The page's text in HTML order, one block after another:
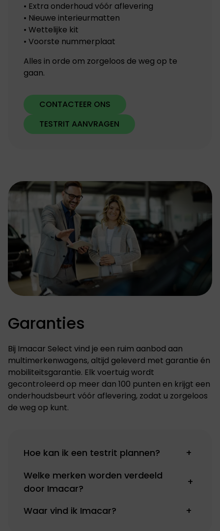
• Extra onderhoud vóór aflevering
• Nieuwe interieurmatten
• Wettelijke kit
• Voorste nummerplaat
Alles in orde om zorgeloos de weg op te
gaan.
CONTACTEER ONS
TESTRIT AANVRAGEN
Garanties
Bij Imacar Select vind je een ruim aanbod aan
multimerkenwagens, altijd geleverd met garantie én
mobiliteitsgarantie. Elk voertuig wordt
gecontroleerd op meer dan 100 punten en krijgt een
onderhoudsbeurt vóór aflevering, zodat u zorgeloos
de weg op kunt.
Hoe kan ik een testrit plannen?
+
Welke merken worden verdeeld
door Imacar?
+
Waar vind ik Imacar? +